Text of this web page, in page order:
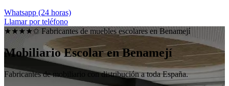
Whatsapp (24 horas)
Llamar por teléfono
★★★★✩ Fabricantes de muebles escolares en Benamejí
Mobiliario Escolar enBenamejí
Fabricantes de mobiliario con distribución a toda España.